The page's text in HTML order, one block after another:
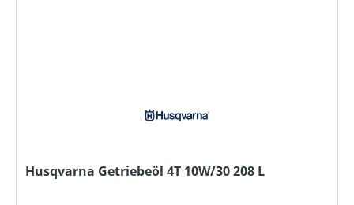
Husqvarna Getriebeöl 4T 10W/30 208 L